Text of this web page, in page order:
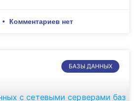
Комментариев нет
БАЗЫ ДАННЫХ